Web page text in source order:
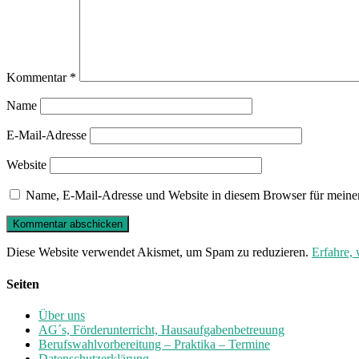
Kommentar *
Name
E-Mail-Adresse
Website
Name, E-Mail-Adresse und Website in diesem Browser für
Diese Website verwendet Akismet, um Spam zu reduzieren. Erfahre,
Seiten
Über uns
AG´s, Förderunterricht, Hausaufgabenbetreuung
Berufswahlvorbereitung – Praktika – Termine